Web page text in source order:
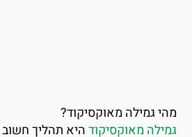
גמילה מאוקסיקוד?
מאוקסיקודהיא תהליך חשוב